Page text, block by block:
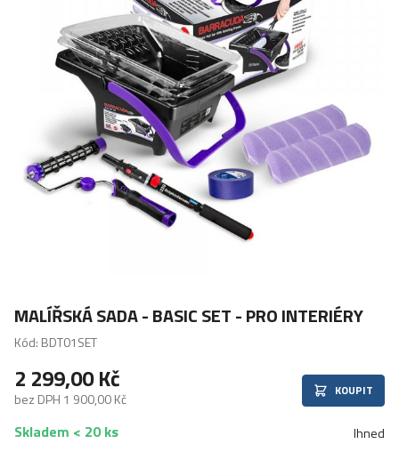
MALÍŘSKÁ SADA - BASIC SET - PRO INTERIÉRY
Kód: BDT01SET
2 299,00 Kč
bez DPH 1 900,00 Kč KOUPIT
Skladem < 20 ks Ihned